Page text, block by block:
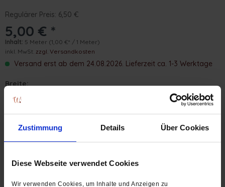
Zustimmung Details Über Cookies
Diese Webseite verwendet Cookies
Wir verwenden Cookies, um Inhalte und Anzeigen zu
Regulärer Preis: 6,50 €
5,00 € *
Inhalt: 5 Meter (1,00 €* / 1 Meter)
inkl. MwSt. zzgl. Versandkosten
Versand erst ab dem 24.08.2026. Lieferzeit ca. 1-3 Werktage
Breite:
10 mm